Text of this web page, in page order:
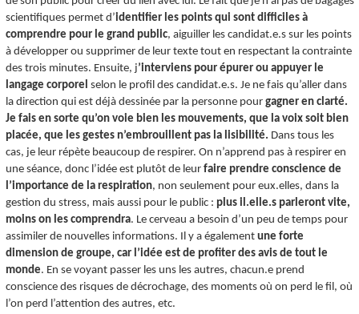
scientifiques permet d’identifier les points qui sont difficiles à
comprendre pour le grand public, aiguiller les candidat.e.s sur les points
à développer ou supprimer de leur texte tout en respectant la contrainte
des trois minutes. Ensuite, j’interviens pour épurer ou appuyer le
langage corporel selon le profil des candidat.e.s. Je ne fais qu’aller dans
la direction qui est déjà dessinée par la personne pour gagner en clarté.
Je fais en sorte qu’on voie bien les mouvements, que la voix soit bien
placée, que les gestes n’embrouillent pas la lisibilité. Dans tous les
cas, je leur répète beaucoup de respirer. On n’apprend pas à respirer en
une séance, donc l’idée est plutôt de leur faire prendre conscience de
l’importance de la respiration, non seulement pour eux.elles, dans la
gestion du stress, mais aussi pour le public : plus il.elle.s parleront vite,
moins on les comprendra. Le cerveau a besoin d’un peu de temps pour
assimiler de nouvelles informations. Il y a également une forte
dimension de groupe, car l’idée est de profiter des avis de tout le
monde. En se voyant passer les uns les autres, chacun.e prend
conscience des risques de décrochage, des moments où on perd le fil, où
l’on perd l’attention des autres, etc.